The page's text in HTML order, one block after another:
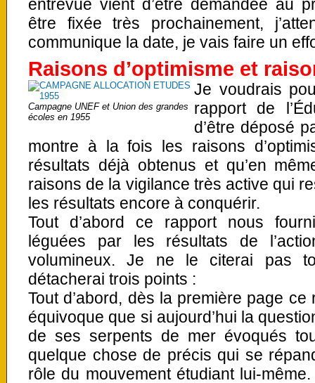
entrevue vient d’être demandée au
être fixée très prochainement,
communique la date, je vais faire un
Raisons d’optimisme et
Campagne UNEF et Union des grandes
écoles en 1955
Je voudrais
rapport de
d’être déposé
montre à la fois les raisons
résultats déjà obtenus et qu’en
raisons de la vigilance très active qui
les résultats encore à conquérir.
Tout d’abord ce rapport nous
léguées par les résultats de
volumineux. Je ne le citerai pas
détacherai trois points :
Tout d’abord, dès la première page
équivoque que si aujourd’hui la
de ses serpents de mer évoqués
quelque chose de précis qui se
rôle du mouvement étudiant lui-